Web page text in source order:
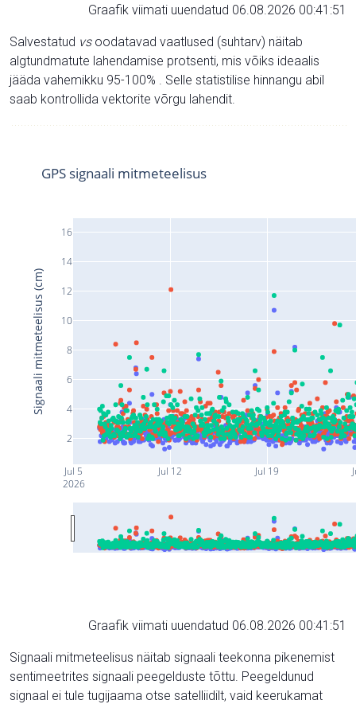
Graafik viimati uuendatud 06.08.2026 00:41:51
Salvestatud vsoodatavad vaatlused (suhtarv) näitab
algtundmatute lahendamise protsenti, mis võiks ideaalis
jääda vahemikku 95-100% . Selle statistilise hinnangu abil
saab kontrollida vektorite võrgu lahendit.
Jul 5
2026
Jul 12 Jul 19
2
4
6
8
10
12
14
16
GPS signaali mitmeteelisus
Signaali mitmeteelisus (cm)
Graafik viimati uuendatud 06.08.2026 00:41:51
Signaali mitmeteelisus näitab signaali teekonna pikenemist
sentimeetrites signaali peegelduste tõttu. Peegeldunud
signaal ei tule tugijaama otse satelliidilt, vaid keerukamat